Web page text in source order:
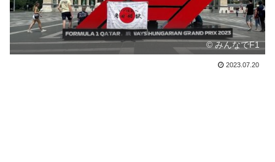
© みんなでF1
2023.07.20